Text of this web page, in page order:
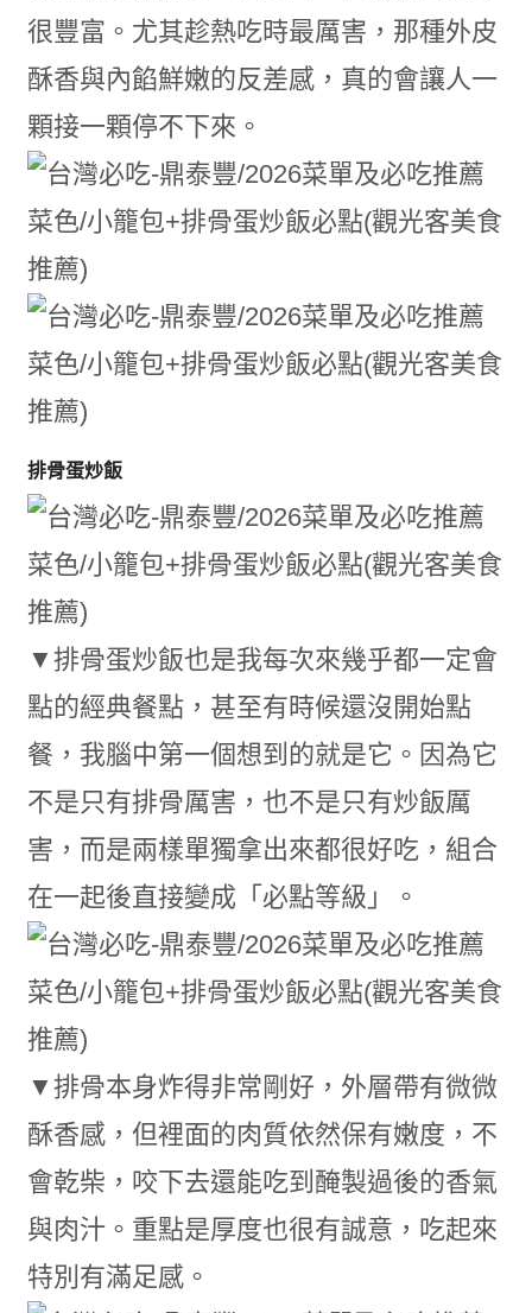
很豐富。尤其趁熱吃時最厲害，那種外皮
酥香與內餡鮮嫩的反差感，真的會讓人一
顆接一顆停不下來。
排骨蛋炒飯
▼排骨蛋炒飯也是我每次來幾乎都一定會
點的經典餐點，甚至有時候還沒開始點
餐，我腦中第一個想到的就是它。因為它
不是只有排骨厲害，也不是只有炒飯厲
害，而是兩樣單獨拿出來都很好吃，組合
在一起後直接變成「必點等級」。
▼排骨本身炸得非常剛好，外層帶有微微
酥香感，但裡面的肉質依然保有嫩度，不
會乾柴，咬下去還能吃到醃製過後的香氣
與肉汁。重點是厚度也很有誠意，吃起來
特別有滿足感。